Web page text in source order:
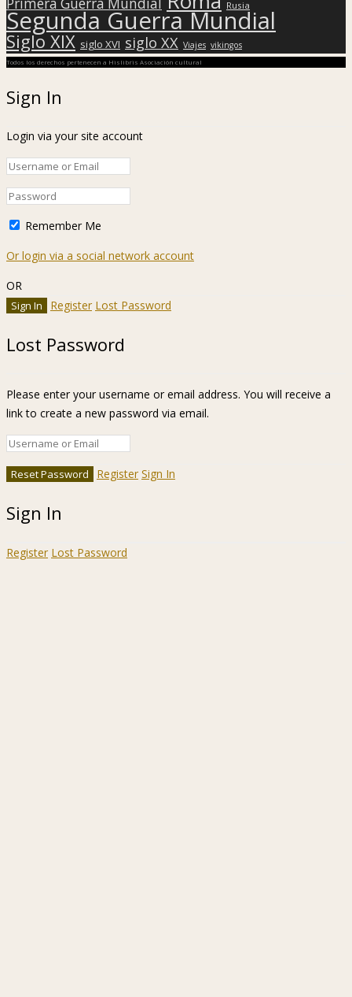
Rusia
Segunda Guerra Mundial
Siglo XIX siglo XVI siglo XX Viajes vikingos
Todos los derechos pertenecen a Hislibris Asociación cultural
Sign In
Login via your site account
Remember Me
Or login via a social network account
OR
Register Lost Password
Lost Password
Please enter your username or email address. You will receive a
link to create a new password via email.
Register Sign In
Sign In
Register Lost Password